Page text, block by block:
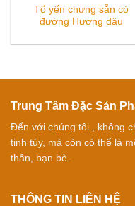
Tổ yến chưng sẵn có
đường Hương dâu
Trung Tâm Đặc Sản
Đến với chúng tôi , không
tinh túy, mà còn có thể là
thân, bạn bè.
THÔNG TIN LIÊN HỆ